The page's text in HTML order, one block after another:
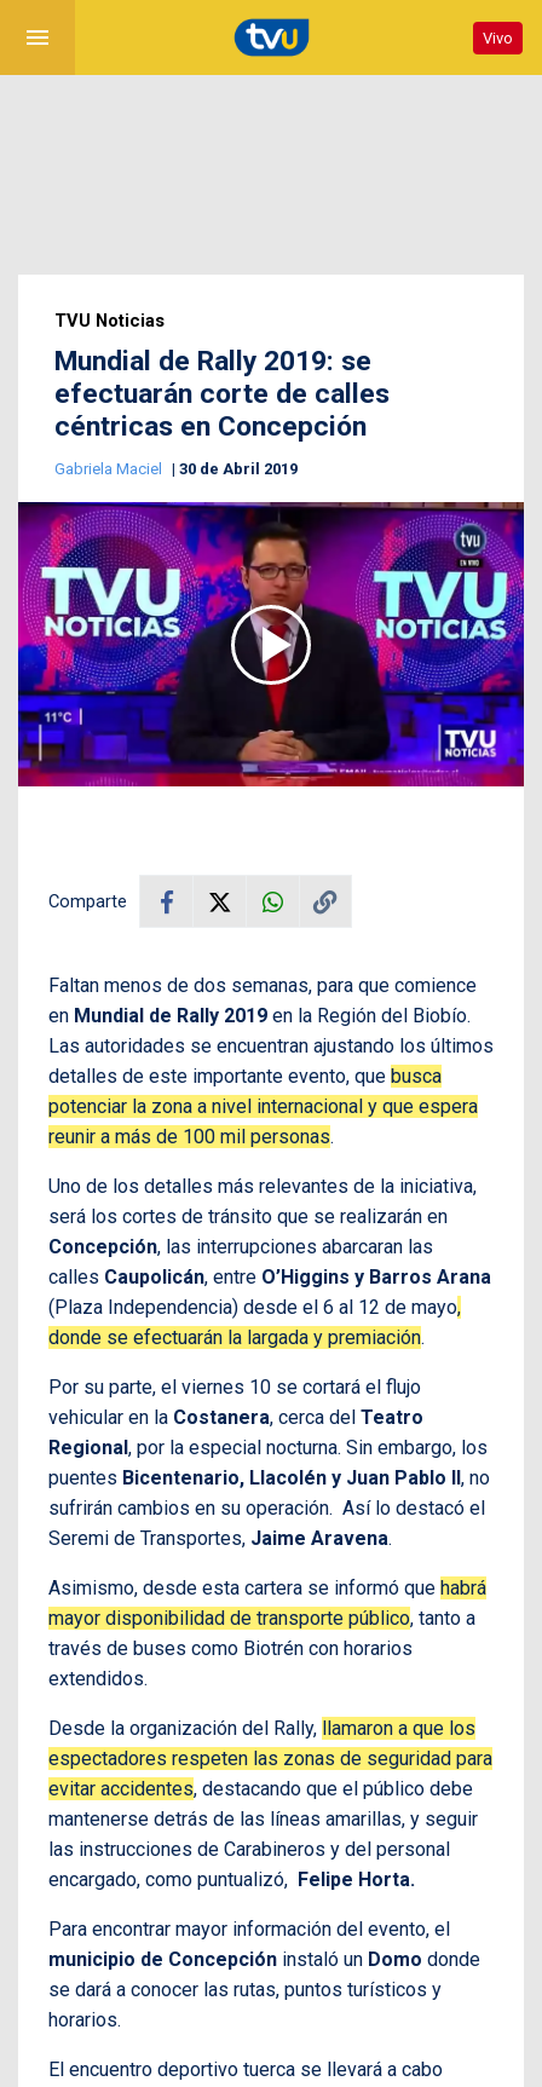
menu Vivo
TVU Noticias
Mundial de Rally 2019: se
efectuarán corte de calles
céntricas en Concepción
Gabriela Maciel 30 de Abril 2019
Comparte
Faltan menos de dos semanas, para que comience
en Mundial de Rally 2019 en la Región del Biobío.
Las autoridades se encuentran ajustando los últimos
detalles de este importante evento, que busca
potenciar la zona a nivel internacional y que espera
reunir a más de 100 mil personas.
Uno de los detalles más relevantes de la iniciativa,
será los cortes de tránsito que se realizarán en
Concepción, las interrupciones abarcaran las
calles Caupolicán, entre O’Higgins y Barros Arana
(Plaza Independencia) desde el 6 al 12 de mayo,
donde se efectuarán la largada y premiación.
Por su parte, el viernes 10 se cortará el flujo
vehicular en la Costanera, cerca del Teatro
Regional, por la especial nocturna. Sin embargo, los
puentes Bicentenario, Llacolén y Juan Pablo II, no
sufrirán cambios en su operación. Así lo destacó el
Seremi de Transportes, Jaime Aravena.
Asimismo, desde esta cartera se informó que habrá
mayor disponibilidad de transporte público, tanto a
través de buses como Biotrén con horarios
extendidos.
Desde la organización del Rally, llamaron a que los
espectadores respeten las zonas de seguridad para
evitar accidentes, destacando que el público debe
mantenerse detrás de las líneas amarillas, y seguir
las instrucciones de Carabineros y del personal
encargado, como puntualizó, Felipe Horta.
Para encontrar mayor información del evento, el
municipio de Concepción instaló un Domo donde
se dará a conocer las rutas, puntos turísticos y
horarios.
El encuentro deportivo tuerca se llevará a cabo